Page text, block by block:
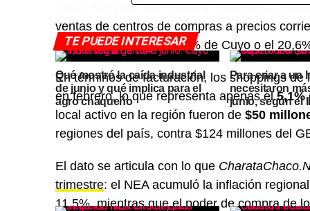
Salta, Santiago del Estero y Tucumán—
ventas de centros de compras a precios
23,6% de CABA, el 22,8% de Cuyo o el
En términos de facturación, los shoppings
en febrero, lo que representa apenas el5,1%
local activo en la región fueron de $50
regiones del país, contra $124 millones del
El dato se articula con lo que
trimestre: el NEA acumuló la inflación
11,5%, mientras que el poder de compra de
TE PUEDE INTERESAR
Qué mostró la caída industrial
de junio y qué implica para el
agro chaqueño
Para criar a un
necesitaron
junio, según el